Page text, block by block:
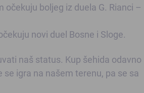
očekuju boljeg iz duela G. Rianci –
novi duel Bosne i Sloge.
naš status. Kup šehida odavno
igra na našem terenu, pa se sa